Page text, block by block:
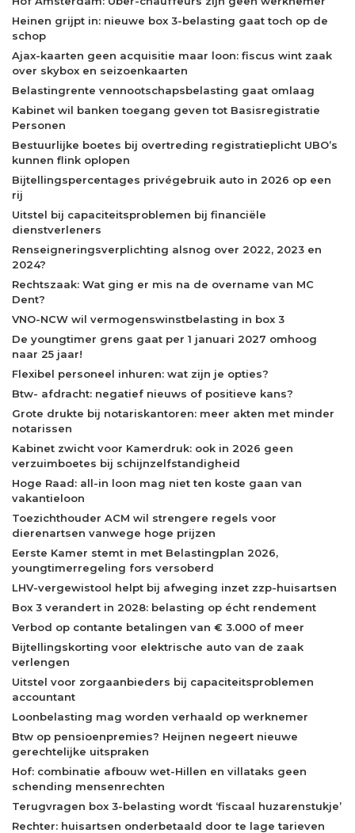
Heinen grijpt in: nieuwe box 3-belasting gaat toch op de
schop
Ajax-kaarten geen acquisitie maar loon: fiscus wint zaak
over skybox en seizoenkaarten
Belastingrente vennootschapsbelasting gaat omlaag
Kabinet wil banken toegang geven tot Basisregistratie
Personen
Bestuurlijke boetes bij overtreding registratieplicht UBO’s
kunnen flink oplopen
Bijtellingspercentages privégebruik auto in 2026 op een
rij
Uitstel bij capaciteitsproblemen bij financiële
dienstverleners
Renseigneringsverplichting alsnog over 2022, 2023 en
2024?
Rechtszaak: Wat ging er mis na de overname van MC
Dent?
VNO-NCW wil vermogenswinstbelasting in box 3
De youngtimer grens gaat per 1 januari 2027 omhoog
naar 25 jaar!
Flexibel personeel inhuren: wat zijn je opties?
Btw- afdracht: negatief nieuws of positieve kans?
Grote drukte bij notariskantoren: meer akten met minder
notarissen
Kabinet zwicht voor Kamerdruk: ook in 2026 geen
verzuimboetes bij schijnzelfstandigheid
Hoge Raad: all-in loon mag niet ten koste gaan van
vakantieloon
Toezichthouder ACM wil strengere regels voor
dierenartsen vanwege hoge prijzen
Eerste Kamer stemt in met Belastingplan 2026,
youngtimerregeling fors versoberd
LHV-vergewistool helpt bij afweging inzet zzp-huisartsen
Box 3 verandert in 2028: belasting op écht rendement
Verbod op contante betalingen van € 3.000 of meer
Bijtellingskorting voor elektrische auto van de zaak
verlengen
Uitstel voor zorgaanbieders bij capaciteitsproblemen
accountant
Loonbelasting mag worden verhaald op werknemer
Btw op pensioenpremies? Heijnen negeert nieuwe
gerechtelijke uitspraken
Hof: combinatie afbouw wet-Hillen en villataks geen
schending mensenrechten
Terugvragen box 3-belasting wordt ‘fiscaal huzarenstukje’
Rechter: huisartsen onderbetaald door te lage tarieven